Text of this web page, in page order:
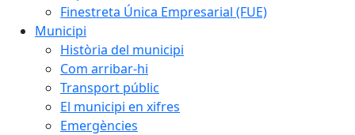
Finestreta Única Empresarial (FUE)
Municipi
Història del municipi
Com arribar-hi
Transport públic
El municipi en xifres
Emergències